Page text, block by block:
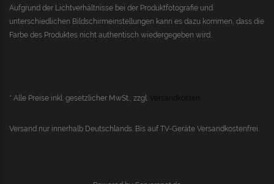
Aufgrund der Lichtverhältnisse bei der Produktfotografie und
unterschiedlichen Bildschirmeinstellungen kann es dazu kommen, dass die
Farbe des Produktes nicht authentisch wiedergegeben wird.
* Alle Preise inkl. gesetzlicher MwSt., zzgl. Versandkosten
Versand nur innerhalb Deutschlands. Bis auf TV-Geräte Versandkostenfrei.